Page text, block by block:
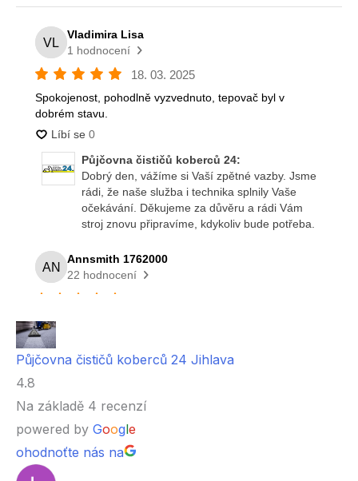
Půjčovna čističů koberců 24 Jihlava
4.8
Na základě 4 recenzí
powered by Google
ohodnoťte nás na